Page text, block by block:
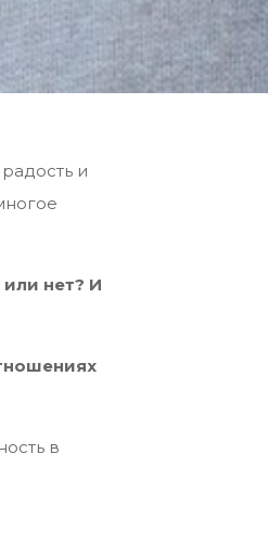
и
нет? И
в